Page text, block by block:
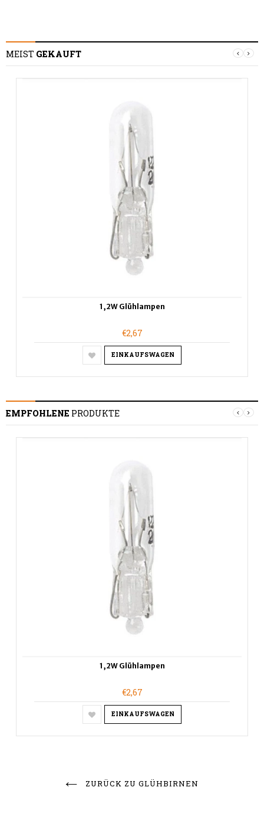
MEIST GEKAUFT
1,2W Glühlampen
€2,67
EINKAUFSWAGEN
EMPFOHLENE PRODUKTE
1,2W Glühlampen
€2,67
EINKAUFSWAGEN
ZURÜCK ZU GLÜHBIRNEN